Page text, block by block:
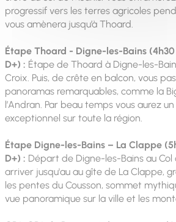
progressif vers les terres agricoles
vous amènera jusqu’à Thoard.
Étape Thoard - Digne-les-Bains
D+) : Étape de Thoard à Digne-les-
Croix. Puis, de crête en balcon, vous
panoramas remarquables, comme la
l’Andran. Par beau temps vous aurez
exceptionnel sur toute la région.
Étape Digne-les-Bains – La Clappe
D+) : Départ de Digne-les-Bains au Col
arriver jusqu'au au gîte de La Clappe,
les pentes du Cousson, sommet
vue panoramique sur la ville et les